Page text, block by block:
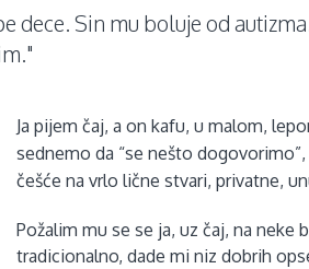
dece. Sin mu boluje od
Ja pijem čaj, a on kafu, u malom,
sednemo da “se nešto
češće na vrlo lične stvari, privatne,
Požalim mu se se ja, uz čaj, na neke
tradicionalno, dade mi niz dobrih